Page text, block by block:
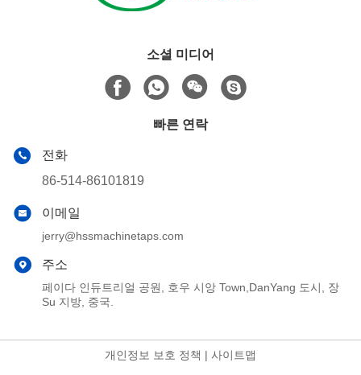
소셜 미디어
빠른 연락
전화
86-514-86101819
이메일
jerry@hssmachinetaps.com
주소
페이다 인듀트리얼 공원, 호우 시앙 Town,DanYang 도시, 장
Su 지방, 중국.
개인정보 보호 정책 | 사이트맵